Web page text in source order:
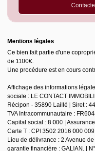
Mentions légales
Ce bien fait partie d'une
de 1100€.
Une procédure est en cours
Affichage des informations
sociale : LE CONTACT
Récipon - 35890 Laillé | Siret :
TVA Intracommunautaire :
Capital social : 8 000 |
Carte T : CPI 3502 2016 000
Lieu de délivrance : 2 Avenue
garantie financière : GALIAN. |